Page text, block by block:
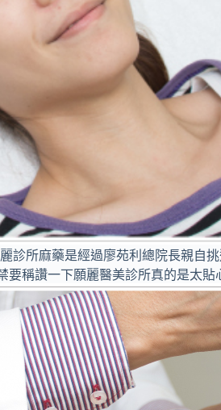
診所麻藥是經過廖苑利總院長親
稱讚一下願麗醫美診所真的是太貼